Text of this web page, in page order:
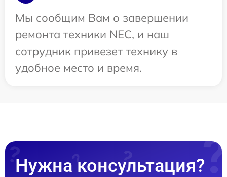
Мы сообщим Вам о завершении
ремонта техники NEC, и наш
сотрудник привезет технику в
удобное место и время.
Нужна консультация?